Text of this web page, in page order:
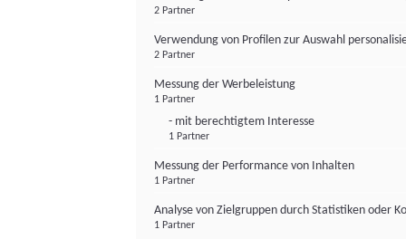
2 Partner
Verwendung von Profilen zur Auswahl
2 Partner
Messung der Werbeleistung
1 Partner
- mit berechtigtem Interesse
1 Partner
Messung der Performance von Inhalten
1 Partner
Analyse von Zielgruppen durch Statistiken oder
1 Partner